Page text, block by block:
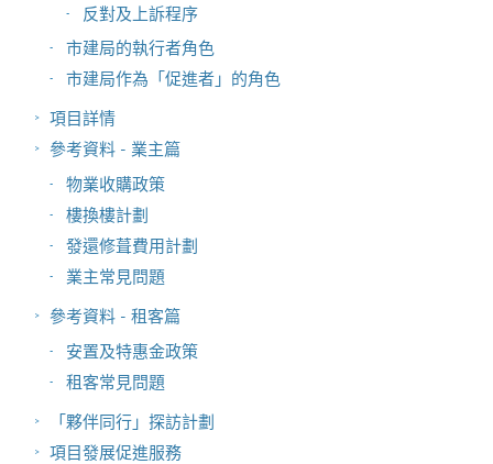
反對及上訴程序
市建局的執行者角色
市建局作為「促進者」的角色
項目詳情
參考資料 - 業主篇
物業收購政策
樓換樓計劃
發還修葺費用計劃
業主常見問題
參考資料 - 租客篇
安置及特惠金政策
租客常見問題
「夥伴同行」探訪計劃
項目發展促進服務